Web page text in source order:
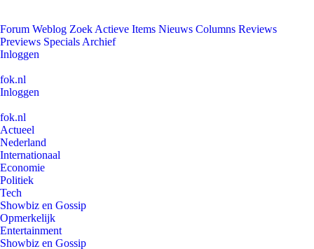
Forum Weblog Zoek Actieve Items Nieuws Columns Reviews
Previews Specials Archief
Inloggen
fok.nl
Inloggen
fok.nl
Actueel
Nederland
Internationaal
Economie
Politiek
Tech
Showbiz en Gossip
Opmerkelijk
Entertainment
Showbiz en Gossip